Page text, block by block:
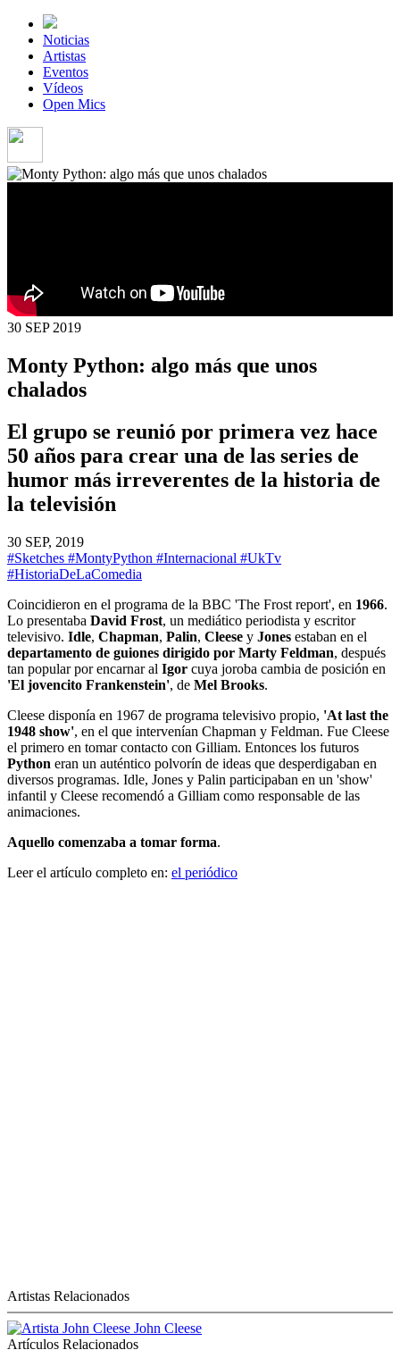
Noticias
Artistas
Eventos
Vídeos
Open Mics
30 SEP 2019
Monty Python: algo más que unos
chalados
El grupo se reunió por primera vez hace
50 años para crear una de las series de
humor más irreverentes de la historia de
la televisión
30 SEP, 2019
#Sketches #MontyPython #Internacional #UkTv
#HistoriaDeLaComedia
Coincidieron en el programa de la BBC 'The Frost report', en 1966.
Lo presentaba David Frost, un mediático periodista y escritor
televisivo. Idle, Chapman, Palin, Cleese y Jones estaban en el
departamento de guiones dirigido por Marty Feldman, después
tan popular por encarnar al Igor cuya joroba cambia de posición en
'El jovencito Frankenstein', de Mel Brooks.
Cleese disponía en 1967 de programa televisivo propio, 'At last the
1948 show', en el que intervenían Chapman y Feldman. Fue Cleese
el primero en tomar contacto con Gilliam. Entonces los futuros
Python eran un auténtico polvorín de ideas que desperdigaban en
diversos programas. Idle, Jones y Palin participaban en un 'show'
infantil y Cleese recomendó a Gilliam como responsable de las
animaciones.
Aquello comenzaba a tomar forma.
Leer el artículo completo en: el periódico
Artistas Relacionados
John Cleese
Artículos Relacionados